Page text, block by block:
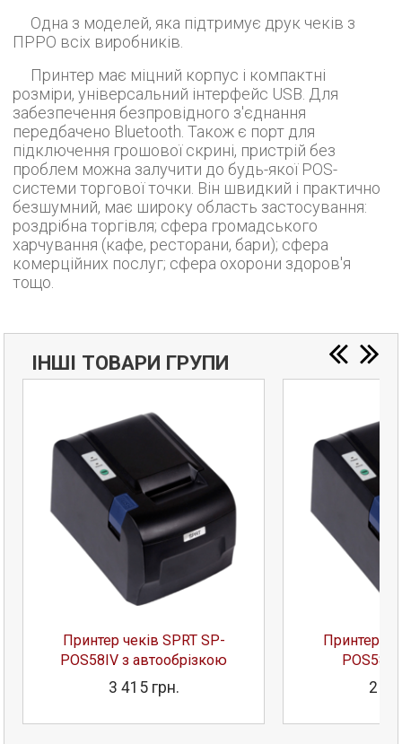
Одна з моделей, яка підтримує друк чеків з
ПРРО всіх виробників.
Принтер має міцний корпус і компактні
розміри, універсальний інтерфейс USB. Для
забезпечення безпровідного з'єднання
передбачено Bluetooth. Також є порт для
підключення грошової скрині, пристрій без
проблем можна залучити до будь-якої POS-
системи торгової точки. Він швидкий і практично
безшумний, має широку область застосування:
роздрібна торгівля; сфера громадського
харчування (кафе, ресторани, бари); сфера
комерційних послуг; сфера охорони здоров'я
тощо.
ІНШІ ТОВАРИ ГРУПИ
Принтер чеків SPRT SP-
POS58IV з автообрізкою
3 415 грн.
Принтер
2